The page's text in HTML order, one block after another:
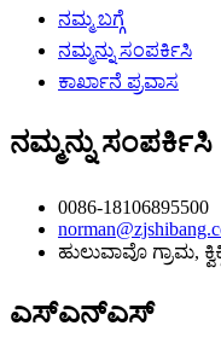
ನಮ್ಮ ಬಗ್ಗೆ
ನಮ್ಮನ್ನು ಸಂಪರ್ಕಿಸಿ
ಕಾರ್ಖಾನೆ ಪ್ರವಾಸ
ನಮ್ಮನ್ನು ಸಂಪರ್ಕಿಸಿ
0086-18106895500
ಹುಲುವಾವೊ ಗ್ರಾಮ,
ಎಸ್‌ಎನ್‌ಎಸ್